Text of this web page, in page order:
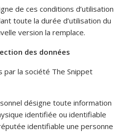
de ces conditions d’utilisation
toute la durée d’utilisation du
version la remplace.
des données
par la société The Snippet
désigne toute information
identifiée ou identifiable
identifiable une personne